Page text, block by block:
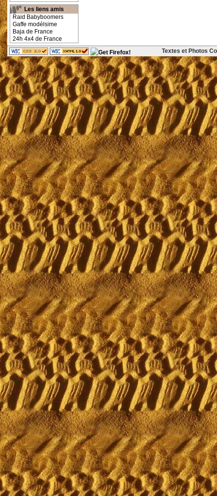
Les liens amis
Raid Babyboomers
Gaffe modélsime
Baja de France
24h 4x4 de France
Textes et Photos